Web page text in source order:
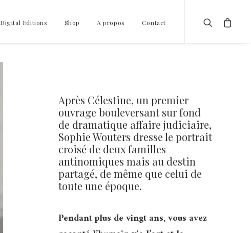
Digital Editions Shop A propos Contact
Après Célestine, un premier
ouvrage bouleversant sur fond
de dramatique affaire judiciaire,
Sophie Wouters dresse le portrait
croisé de deux familles
antinomiques mais au destin
partagé, de même que celui de
toute une époque.
Pendant plus de vingt ans, vous avez